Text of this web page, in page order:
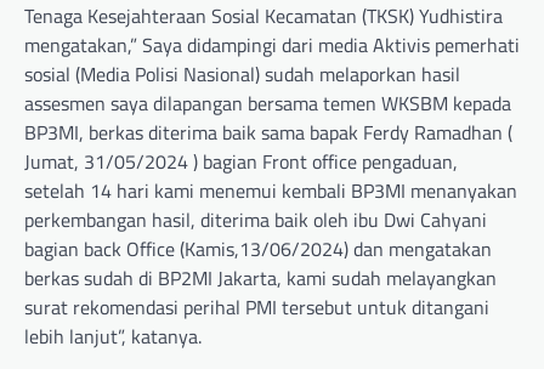
Tenaga Kesejahteraan Sosial Kecamatan (TKSK) Yudhistira
mengatakan,” Saya didampingi dari media Aktivis pemerhati
sosial (Media Polisi Nasional) sudah melaporkan hasil
assesmen saya dilapangan bersama temen WKSBM kepada
BP3MI, berkas diterima baik sama bapak Ferdy Ramadhan (
Jumat, 31/05/2024 ) bagian Front office pengaduan,
setelah 14 hari kami menemui kembali BP3MI menanyakan
perkembangan hasil, diterima baik oleh ibu Dwi Cahyani
bagian back Office (Kamis,13/06/2024) dan mengatakan
berkas sudah di BP2MI Jakarta, kami sudah melayangkan
surat rekomendasi perihal PMI tersebut untuk ditangani
lebih lanjut”, katanya.